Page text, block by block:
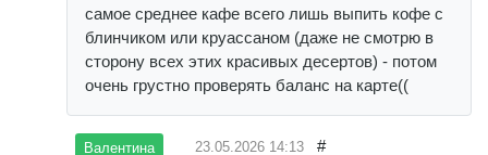
самое среднее кафе всего лишь выпить кофе с
блинчиком или круассаном (даже не смотрю в
сторону всех этих красивых десертов) - потом
очень грустно проверять баланс на карте((
Валентина 23.05.2026 14:13 #